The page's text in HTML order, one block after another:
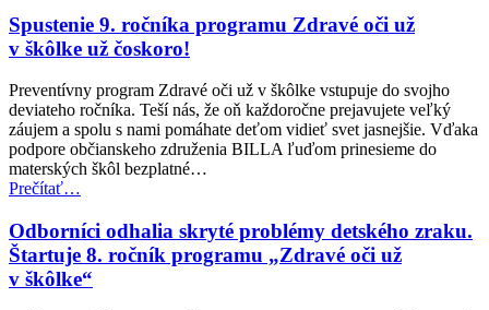
už
v
škôlke
–
9.
ročník
pomôže
zmerať
zrak
ďalším
000
deťom”
Spustenie 9. ročníka programu Zdravé oči už
v škôlke už čoskoro!
Preventívny program Zdravé oči už v škôlke vstupuje do svojho
deviateho ročníka. Teší nás, že oň každoročne prejavujete veľký
záujem a spolu s nami pomáhate deťom vidieť svet jasnejšie. Vďaka
podpore občianskeho združenia BILLA ľuďom prinesieme do
materských škôl bezplatné…
Prečítať“Spustenie
ročníka
programu
Zdravé
oči
…
Odborníci odhalia skryté problémy detského zraku.
Štartuje 8. ročník programu „Zdravé oči už
v škôlke“